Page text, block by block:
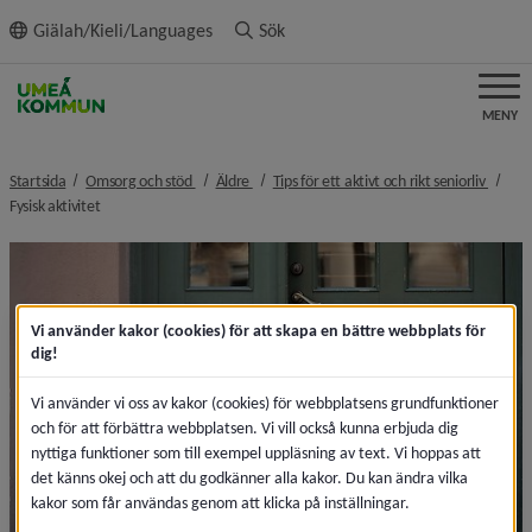
innehållet
Giälah/Kieli/Languages Sök
MENY
Startsida Omsorg och stöd nivå i brödsmulenavigeringen
Äldre nivå i brödsmulenavigeringen
Tips för ett aktivt och rikt seniorliv nivå i
Fysisk aktivitetnivå i brödsmulenavigeringen
Vi använder kakor (cookies) för att skapa en bättre webbplats för
dig!
Vi använder vi oss av kakor (cookies) för webbplatsens grundfunktioner
och för att förbättra webbplatsen. Vi vill också kunna erbjuda dig
nyttiga funktioner som till exempel uppläsning av text. Vi hoppas att
det känns okej och att du godkänner alla kakor. Du kan ändra vilka
kakor som får användas genom att klicka på inställningar.